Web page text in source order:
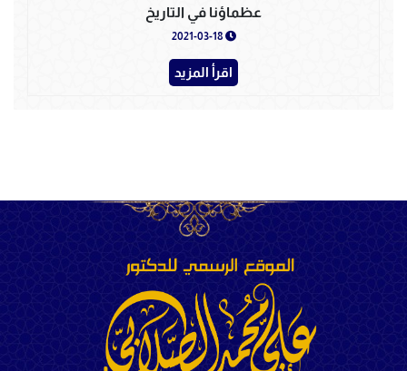
عظماؤنا في التاريخ
اقرأ المزيد